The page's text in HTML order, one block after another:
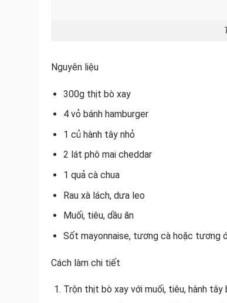
Nguyên liệu
300g thịt bò xay
4 vỏ bánh hamburger
1 củ hành tây nhỏ
2 lát phô mai cheddar
1 quả cà chua
Rau xà lách, dưa leo
Muối, tiêu, dầu ăn
Sốt mayonnaise, tương cà hoặc tương
Cách làm chi tiết
Trộn thịt bò xay với muối, tiêu, hành